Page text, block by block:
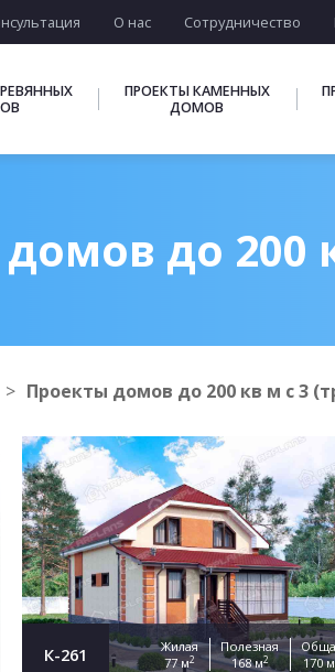
О нас Сотрудничество
ПРОЕКТЫ КАМЕННЫХ
ДОМОВ
до 200
Проекты домов до 200 кв м с 3
К-261
Жилая
77 м2
Полезная
168 м2
170 м